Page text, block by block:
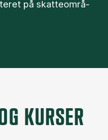
på skat­te­o­m­rå­
KURSER